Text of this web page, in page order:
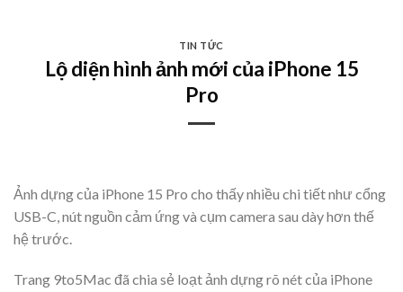
TIN TỨC
Lộ diện hình ảnh mới của iPhone 15
Pro
Ảnh dựng của iPhone 15 Pro cho thấy nhiều chi tiết như cổng
USB-C, nút nguồn cảm ứng và cụm camera sau dày hơn thế
hệ trước.
Trang 9to5Mac đã chia sẻ loạt ảnh dựng rõ nét của iPhone